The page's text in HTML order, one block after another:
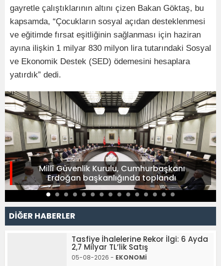
gayretle çalıştıklarının altını çizen Bakan Göktaş, bu
kapsamda, “Çocukların sosyal açıdan desteklenmesi
ve eğitimde fırsat eşitliğinin sağlanması için haziran
ayına ilişkin 1 milyar 830 milyon lira tutarındaki Sosyal
ve Ekonomik Destek (SED) ödemesini hesaplara
yatırdık” dedi.
Millî Güvenlik Kurulu, Cumhurbaşkanı
Erdoğan başkanlığında toplandı
DİĞER HABERLER
Tasfiye İhalelerine Rekor İlgi: 6 Ayda
2,7 Milyar TL’lik Satış
05-08-2026 - EKONOMİ